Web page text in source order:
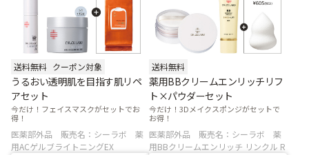
送料無料 クーポン対象
うるおい透明肌を目指す肌リペ
アセット
今だけ！フェイスマスクがセットでお
得！
医薬部外品 販売名：シーラボ 薬
用ACゲルブライトニングEX
送料無料
薬用BBクリームエンリッチリフ
ト×パウダーセット
今だけ！3Dメイクスポンジがセットで
お得！
医薬部外品 販売名：シーラボ 薬
用BBクリームエンリッチ リンクル R